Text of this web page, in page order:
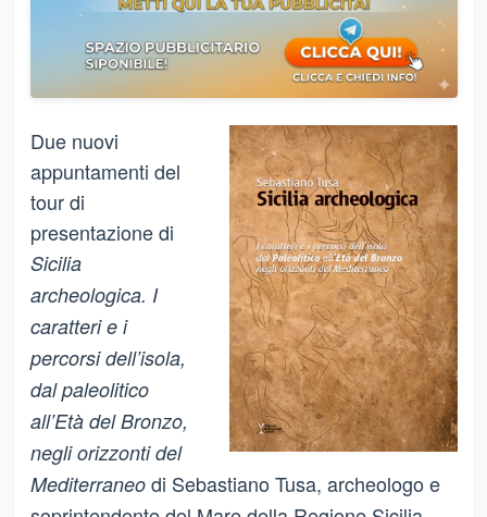
Due nuovi
appuntamenti del
tour di
presentazione di
Sicilia
archeologica. I
caratteri e i
percorsi dell’isola,
dal paleolitico
all’Età del Bronzo,
negli orizzonti del
Mediterraneodi Sebastiano Tusa, archeologo e